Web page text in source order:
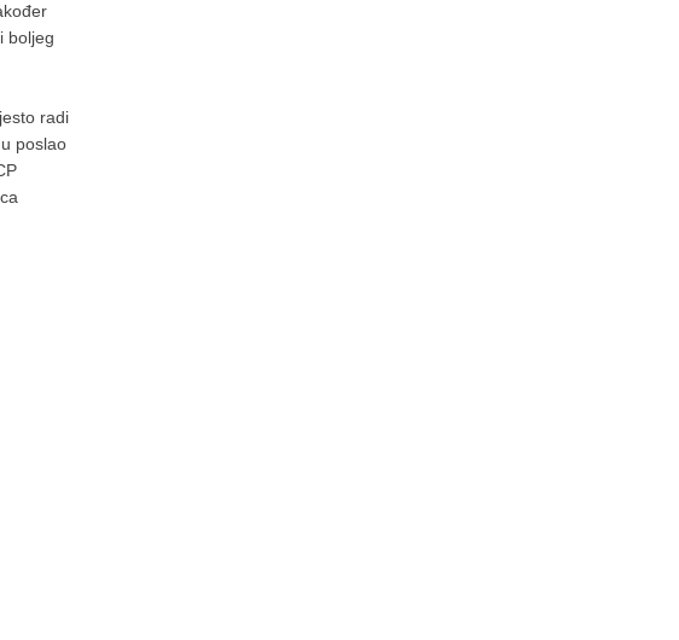
boljeg
radi
poslao